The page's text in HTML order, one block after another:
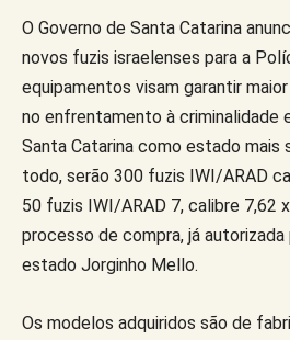
O Governo de Santa Catarina
novos fuzis israelenses para a
equipamentos visam garantir
no enfrentamento à criminalidade
Santa Catarina como estado mais
todo, serão 300 fuzis IWI/ARAD
50 fuzis IWI/ARAD 7, calibre 7,62
processo de compra, já
estado Jorginho Mello.
Os modelos adquiridos são de